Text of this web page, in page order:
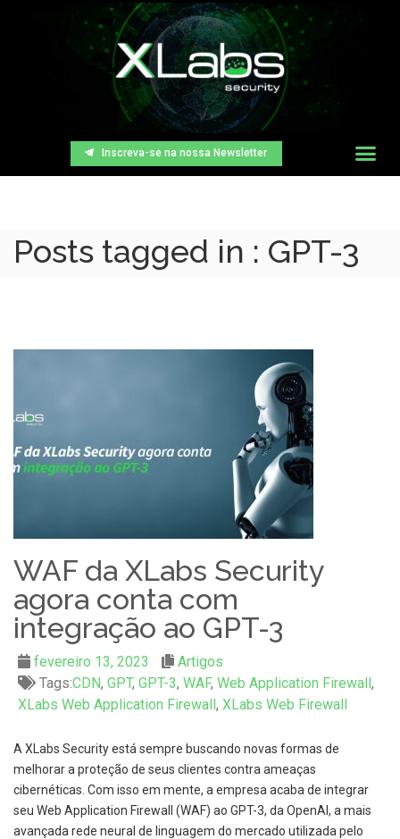
Inscreva-se na nossa Newsletter
Posts tagged in : GPT-3
WAF da XLabs Security
agora conta com
integração ao GPT-3
fevereiro 13, 2023
Artigos
Tags:CDN, GPT, GPT-3, WAF, Web Application Firewall,
XLabs Web Application Firewall, XLabs Web Firewall
A XLabs Security está sempre buscando novas formas de
melhorar a proteção de seus clientes contra ameaças
cibernéticas. Com isso em mente, a empresa acaba de integrar
seu Web Application Firewall (WAF) ao GPT-3, da OpenAI, a mais
avançada rede neural de linguagem do mercado utilizada pelo